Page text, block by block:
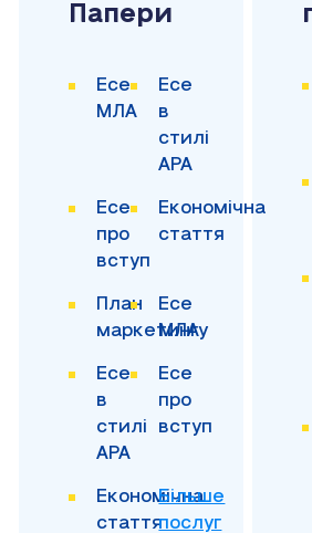
Папери
Есе
МЛА
Есе
в
стилі
APA
Есе
про
вступ
Економічна
стаття
План
маркетингу
Есе
МЛА
Есе
в
стилі
APA
Есе
про
вступ
Економічна
стаття
Більше
послуг